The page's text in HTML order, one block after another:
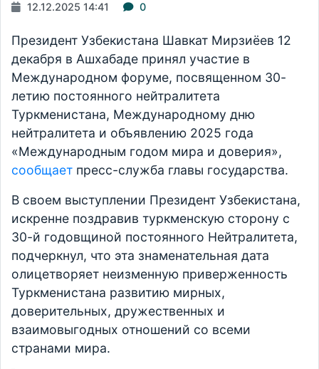
12.12.2025 14:41 0
Президент Узбекистана Шавкат Мирзиёев 12
декабря в Ашхабаде принял участие в
Международном форуме, посвященном 30-
летию постоянного нейтралитета
Туркменистана, Международному дню
нейтралитета и объявлению 2025 года
«Международным годом мира и доверия»,
сообщает пресс-служба главы государства.
В своем выступлении Президент Узбекистана,
искренне поздравив туркменскую сторону с
30-й годовщиной постоянного Нейтралитета,
подчеркнул, что эта знаменательная дата
олицетворяет неизменную приверженность
Туркменистана развитию мирных,
доверительных, дружественных и
взаимовыгодных отношений со всеми
странами мира.